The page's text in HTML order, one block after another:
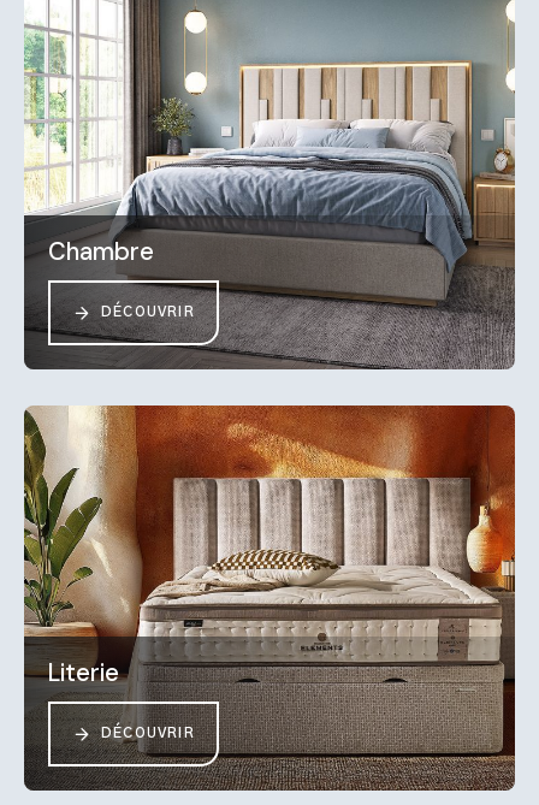
Chambre
DÉCOUVRIR
Literie
DÉCOUVRIR